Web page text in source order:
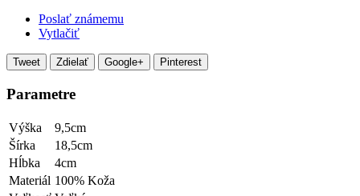
Poslať známemu
Vytlačiť
Tweet Zdielať Google+ Pinterest
Parametre
Výška
9,5cm
Šírka
18,5cm
Hĺbka
4cm
Materiál 100% Koža